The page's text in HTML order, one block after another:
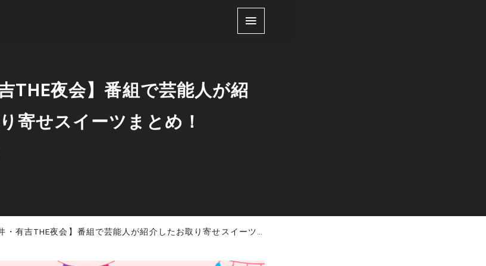
THE夜会】番組で芸能人が紹
寄せスイーツまとめ！
・有吉THE夜会】番組で芸能人が紹介したお取り寄せスイーツまとめ！